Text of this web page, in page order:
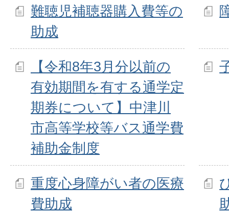
難聴児補聴器購入費等の
助成
【令和8年3月分以前の
有効期間を有する通学定
期券について】中津川
市高等学校等バス通学費
補助金制度
重度心身障がい者の医療
費助成